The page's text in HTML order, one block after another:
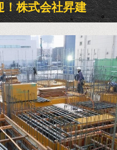
！株式会社昇建